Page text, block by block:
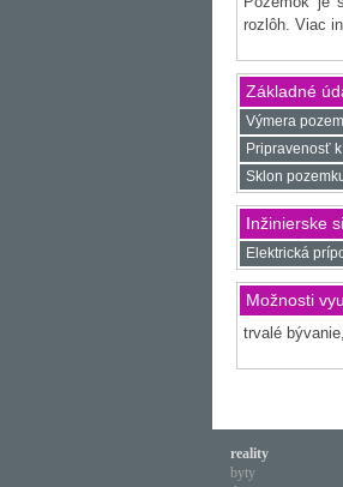
rozlôh. Viac
Základné
Výmera
Pripravenosť
Sklon
Inžinierske
Elektrická
Možnosti
trvalé
reality
byty